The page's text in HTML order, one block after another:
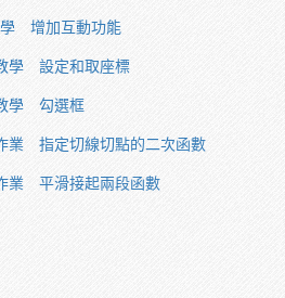
增加互動功能
學 設定和取座標
學 勾選框
指定切線切點的二次函數
平滑接起兩段函數